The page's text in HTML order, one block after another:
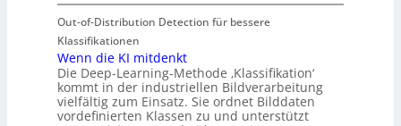
M
a
n
t
i
S
p
I
O
N
T
e
c
h
u
d
e
c
h
l
a
n
d
Out-of-Distribution Detection für bessere
Klassifikationen
Wenn die KI mitdenkt
Die Deep-Learning-Methode ‚Klassifikation‘
kommt in der industriellen Bildverarbeitung
vielfältig zum Einsatz. Sie ordnet Bilddaten
vordefinierten Klassen zu und unterstützt